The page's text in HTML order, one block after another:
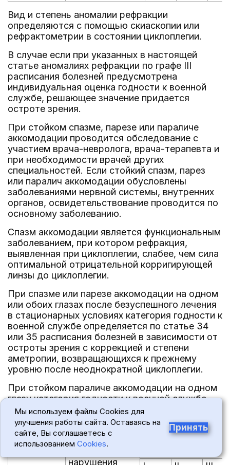
Вид и степень аномалии рефракции
определяются с помощью скиаскопии или
рефрактометрии в состоянии циклоплегии.
В случае если при указанных в настоящей
статье аномалиях рефракции по графе III
расписания болезней предусмотрена
индивидуальная оценка годности к военной
службе, решающее значение придается
остроте зрения.
При стойком спазме, парезе или параличе
аккомодации проводится обследование с
участием врача-невролога, врача-терапевта и
при необходимости врачей других
специальностей. Если стойкий спазм, парез
или паралич аккомодации обусловлены
заболеваниями нервной системы, внутренних
органов, освидетельствование проводится по
основному заболеванию.
Спазм аккомодации является функциональным
заболеванием, при котором рефракция,
выявленная при циклоплегии, слабее, чем сила
оптимальной отрицательной корригирующей
линзы до циклоплегии.
При спазме или парезе аккомодации на одном
или обоих глазах после безуспешного лечения
в стационарных условиях категория годности к
военной службе определяется по статье 34
или 35 расписания болезней в зависимости от
остроты зрения с коррекцией и степени
аметропии, возвращающихся к прежнему
уровню после неоднократной циклоплегии.
При стойком параличе аккомодации на одном
глазу категория годности к военной службе
определяется в зависимости от функций глаза.
Статья
расписания
Наименование
болезней,
нарушения
Категория
Мы используем файлы Cookies для
улучшения работы сайта. Оставаясь на
сайте, Вы соглашаетесь с
использованием Cookies.
Принять